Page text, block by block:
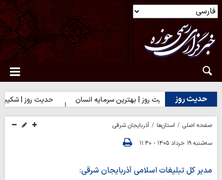
حدیث روزحدیث روز | بهترین سرمایه انسان حدیث روز | شکیبایی
صفحه اصلی استان‌ها
آذربایجان شرقی
سه‌شنبه ۱۹ خرداد ۱۴۰۵ - ۱۱:۴۰
مدیر کل تبلیغات اسلامی آذربایجان شرقی: